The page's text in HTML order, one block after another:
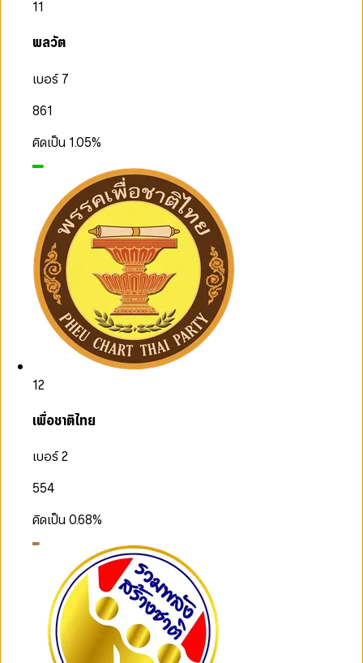
11
พลวัต
เบอร์ 7
861
คิดเป็น 1.05%
12
เพื่อชาติไทย
เบอร์ 2
554
คิดเป็น0.68%